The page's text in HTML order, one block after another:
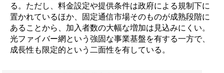
る。ただし、料金設定や提供条件は政府による規制下に
置かれているほか、固定通信市場そのものが成熟段階に
あることから、加入者数の大幅な増加は見込みにくい。
光ファイバー網という強固な事業基盤を有する一方で、
成長性も限定的という二面性を有している。